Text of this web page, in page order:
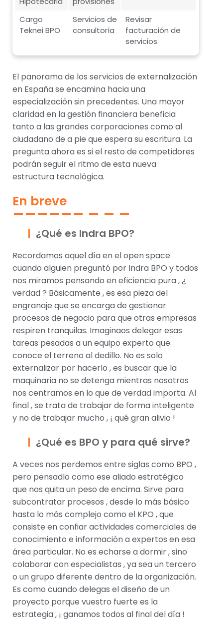
Cargo
Teknei BPO
Servicios de
consultoría
Revisar
facturación de
servicios
El panorama de los servicios de externalización
en España se encamina hacia una
especialización sin precedentes. Una mayor
claridad en la gestión financiera beneficia
tanto a las grandes corporaciones como al
ciudadano de a pie que espera su escritura. La
pregunta ahora es si el resto de competidores
podrán seguir el ritmo de esta nueva
estructura tecnológica.
En breve
¿Qué es Indra BPO?
Recordamos aquel día en el open space
cuando alguien preguntó por Indra BPO y todos
nos miramos pensando en eficiencia pura , ¿
verdad ? Básicamente , es esa pieza del
engranaje que se encarga de gestionar
procesos de negocio para que otras empresas
respiren tranquilas. Imaginaos delegar esas
tareas pesadas a un equipo experto que
conoce el terreno al dedillo. No es solo
externalizar por hacerlo , es buscar que la
maquinaria no se detenga mientras nosotros
nos centramos en lo que de verdad importa. Al
final , se trata de trabajar de forma inteligente
y no de trabajar mucho , ¡ qué gran alivio !
¿Qué es BPO y para qué sirve?
A veces nos perdemos entre siglas como BPO ,
pero pensadlo como ese aliado estratégico
que nos quita un peso de encima. Sirve para
subcontratar procesos , desde lo más básico
hasta lo más complejo como el KPO , que
consiste en confiar actividades comerciales de
conocimiento e información a expertos en esa
área particular. No es echarse a dormir , sino
colaborar con especialistas , ya sea un tercero
o un grupo diferente dentro de la organización.
Es como cuando delegas el diseño de un
proyecto porque vuestro fuerte es la
estrategia , ¡ ganamos todos al final del día !